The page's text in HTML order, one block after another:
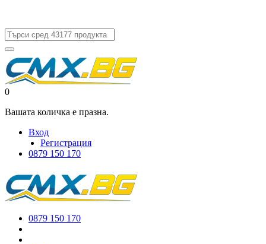
0
Вашата количка е празна.
Вход
Регистрация
0879 150 170
0879 150 170